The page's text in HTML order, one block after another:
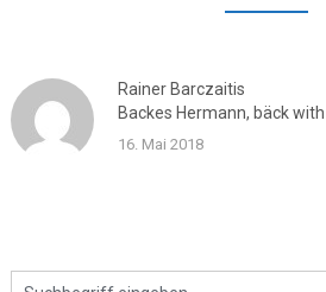
Rainer Barczaitis
Backes Hermann, bäck
16. Mai 2018